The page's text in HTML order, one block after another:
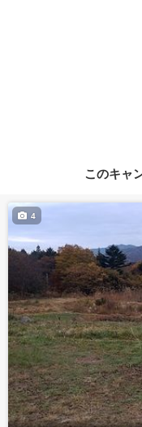
このキャ
4